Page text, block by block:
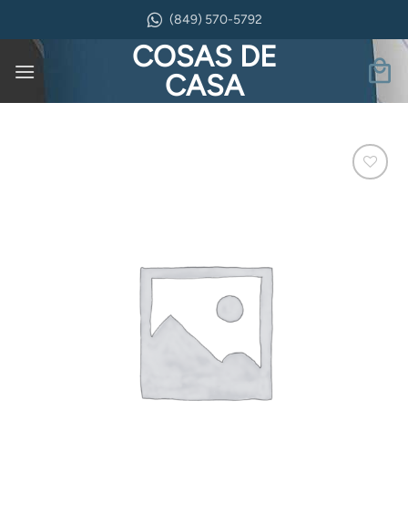
contenido
(849) 570-5792
COSAS DE
CASA